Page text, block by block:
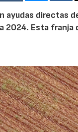
ayudas directas
2024. Esta franja